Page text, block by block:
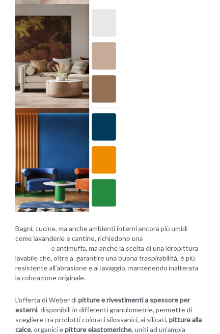
Bagni, cucine, ma anche ambienti interni ancora più umidi
come lavanderie e cantine, richiedono una
e antimuffa, ma anche la scelta di una idropittura
lavabile che, oltre a garantire una buona traspirabilità, è più
resistente all’abrasione e al lavaggio, mantenendo inalterata
la colorazione originale.
L’offerta di Weber dipitture e rivestimenti a spessore per
esterni, disponibili in differenti granulometrie, permette di
scegliere tra prodotti colorati silossanici, ai silicati,pitture alla
calce, organici epitture elastomeriche, uniti ad un’ampia